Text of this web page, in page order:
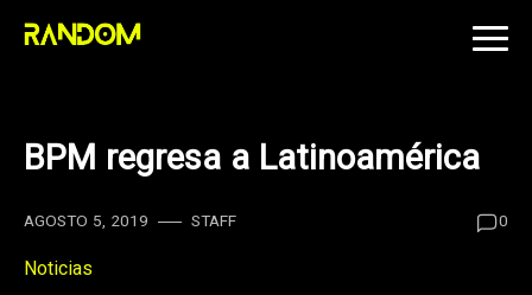
Skip
BPM regresa a Latinoamérica
AGOSTO 5, 2019 STAFF 0
Noticias